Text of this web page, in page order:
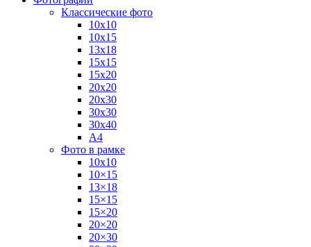
Классические фото
10х10
10х15
13х18
15х15
15х20
20х20
20х30
30х30
30х40
А4
Фото в рамке
10х10
10×15
13×18
15×15
15×20
20×20
20×30